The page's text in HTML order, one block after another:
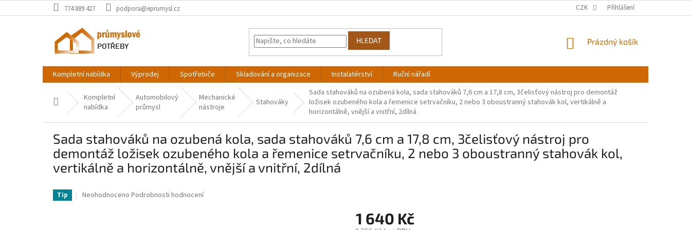
na
774 889 427 podpora@eprumysl.cz CZK Přihlášení
HLEDAT
NÁKUPNÍ
Prázdný košík
Kompletní nabídka Výprodej Spotřebiče Skladování a organizace Instalatérství Ruční nářadí
Domů Kompletní
nabídka
Automobilový
průmysl
Mechanické
nástroje
Stahováky
Sada stahováků na ozubená kola, sada stahováků 7,6 cm a 17,8 cm, 3čelisťový nástroj pro demontáž
ložisek ozubeného kola a řemenice setrvačníku, 2 nebo 3 oboustranný stahovák kol, vertikálně a
horizontálně, vnější a vnitřní, 2dílná
Sada stahováků na ozubená kola, sada stahováků 7,6 cm a 17,8 cm, 3čelisťový nástroj pro
demontáž ložisek ozubeného kola a řemenice setrvačníku, 2 nebo 3 oboustranný stahovák kol,
vertikálně a horizontálně, vnější a vnitřní, 2dílná
Tip
Průměrné
Neohodnoceno Podrobnosti hodnocení
1 640 Kč